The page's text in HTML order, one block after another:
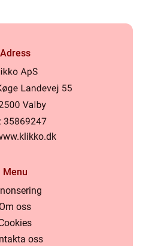
Adress
Menu
Om oss
oss